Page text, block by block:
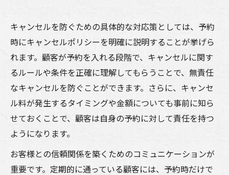
キャンセルを防ぐための具体的な対応策としては、予約
時にキャンセルポリシーを明確に説明することが挙げら
れます。顧客が予約を入れる段階で、キャンセルに関す
るルールや条件を正確に理解してもらうことで、無責任
なキャンセルを防ぐことができます。さらに、キャンセ
ル料が発生するタイミングや金額についても事前に知ら
せておくことで、顧客は自身の予約に対して責任を持つ
ようになります。
お客様との信頼関係を築くためのコミュニケーションが
重要です。定期的に通っている顧客には、予約時だけで